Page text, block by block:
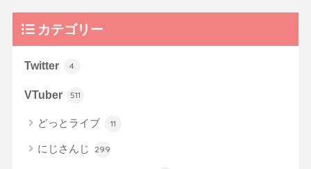
カテゴリー
Twitter 4
VTuber 511
どっとライブ 11
にじさんじ 299